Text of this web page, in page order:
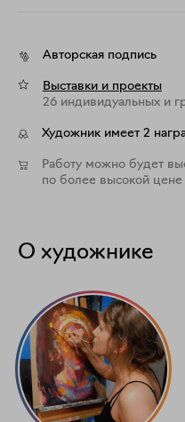
Авторская подпись
Выставки и проекты
26 индивидуальных и
Художник имеет 2
Работу можно будет
по более высокой
О художнике